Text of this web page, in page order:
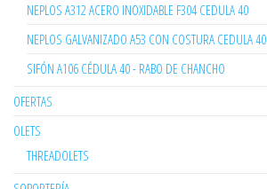
NEPLOS A312 ACERO INOXIDABLE F304 CEDULA 40
NEPLOS GALVANIZADO A53 CON COSTURA CEDULA 40
SIFÓN A106 CÉDULA 40 - RABO DE CHANCHO
OFERTAS
OLETS
THREADOLETS